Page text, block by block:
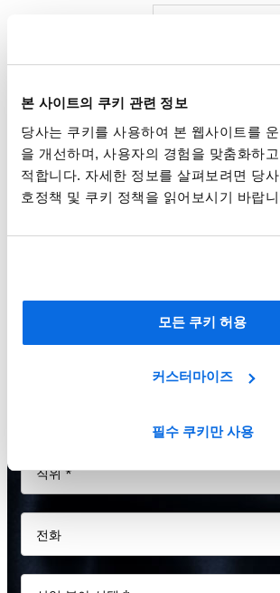
본 사이트의 쿠키 관련 정보
당사는 쿠키를 사용하여 본 웹사이트를
을 개선하며, 사용자의 경험을 맞춤화하
적합니다. 자세한 정보를 살펴보려면 당
호정책 및 쿠키 정책을 읽어보시기 바랍
모든 쿠키 허용
커스터마이즈
필수 쿠키만 사용
더 알아보기
Show Me All Learning Tools